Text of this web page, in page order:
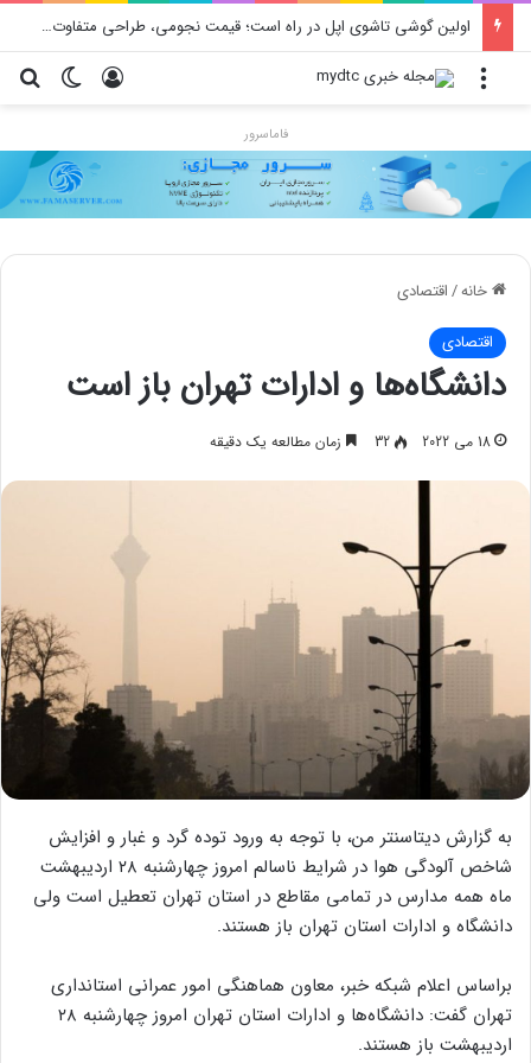
اولین گوشی تاشوی اپل در راه است؛ قیمت نجومی، طراحی متفاوت و زمان رونمایی احتمالی
تغییر ورود منو
فاماسرور
خانه/اقتصادی
اقتصادی
دانشگاه‌ها و ادارات تهران باز است
18 می 2022 32 زمان مطالعه یک دقیقه
به گزارش دیتاسنتر من، با توجه به ورود توده گرد و غبار و افزایش
شاخص آلودگی هوا در شرایط ناسالم امروز چهارشنبه ۲۸ اردیبهشت
ماه همه مدارس در تمامی مقاطع در استان تهران تعطیل است ولی
دانشگاه و ادارات استان تهران باز هستند.
براساس اعلام شبکه خبر، معاون هماهنگی امور عمرانی استانداری
تهران گفت: دانشگاه‌ها و ادارات استان تهران امروز چهارشنبه ۲۸
اردیبهشت باز هستند.